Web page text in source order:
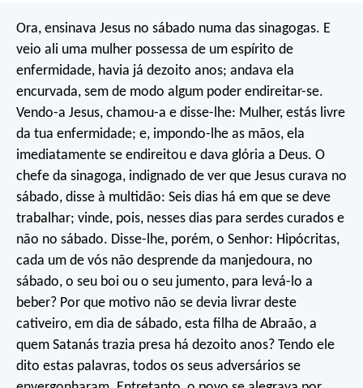
Ora, ensinava Jesus no sábado numa das sinagogas. E
veio ali uma mulher possessa de um espírito de
enfermidade, havia já dezoito anos; andava ela
encurvada, sem de modo algum poder endireitar-se.
Vendo-a Jesus, chamou-a e disse-lhe: Mulher, estás livre
da tua enfermidade; e, impondo-lhe as mãos, ela
imediatamente se endireitou e dava glória a Deus. O
chefe da sinagoga, indignado de ver que Jesus curava no
sábado, disse à multidão: Seis dias há em que se deve
trabalhar; vinde, pois, nesses dias para serdes curados e
não no sábado. Disse-lhe, porém, o Senhor: Hipócritas,
cada um de vós não desprende da manjedoura, no
sábado, o seu boi ou o seu jumento, para levá-lo a
beber? Por que motivo não se devia livrar deste
cativeiro, em dia de sábado, esta filha de Abraão, a
quem Satanás trazia presa há dezoito anos? Tendo ele
dito estas palavras, todos os seus adversários se